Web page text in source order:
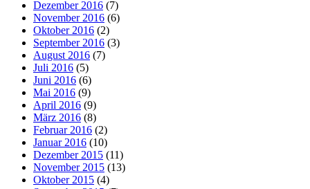
Dezember 2016 (7)
November 2016 (6)
Oktober 2016 (2)
September 2016 (3)
August 2016 (7)
Juli 2016 (5)
Juni 2016 (6)
Mai 2016 (9)
April 2016 (9)
März 2016 (8)
Februar 2016 (2)
Januar 2016 (10)
Dezember 2015 (11)
November 2015 (13)
Oktober 2015 (4)